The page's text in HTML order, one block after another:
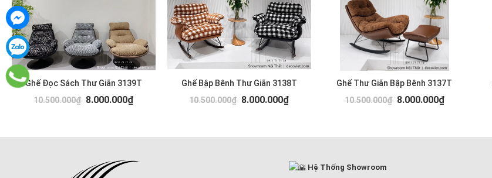
Ghế Đọc Sách Thư Giãn 3139T
10.500.000₫ 8.000.000₫
Ghế Bập Bênh Thư Giãn 3138T
10.500.000₫ 8.000.000₫
Ghế Thư Giãn Bập Bênh 3137T
10.500.000₫ 8.000.000₫
Hệ Thống Showroom